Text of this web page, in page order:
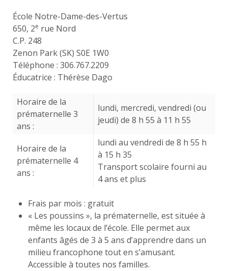
École Notre-Dame-des-Vertus
650, 2e rue Nord
C.P. 248
Zenon Park (SK) S0E 1W0
Téléphone : 306.767.2209
Éducatrice : Thérèse Dago
Horaire de la
prématernelle 3
ans :
lundi, mercredi, vendredi (ou
jeudi) de 8 h 55 à 11 h 55
Horaire de la
prématernelle 4
ans :
lundi au vendredi de 8 h 55 h
à 15 h 35
Transport scolaire fourni au
4 ans et plus
Frais par mois : gratuit
« Les poussins », la prématernelle, est située à
même les locaux de l’école. Elle permet aux
enfants âgés de 3 à 5 ans d’apprendre dans un
milieu francophone tout en s’amusant.
Accessible à toutes nos familles.